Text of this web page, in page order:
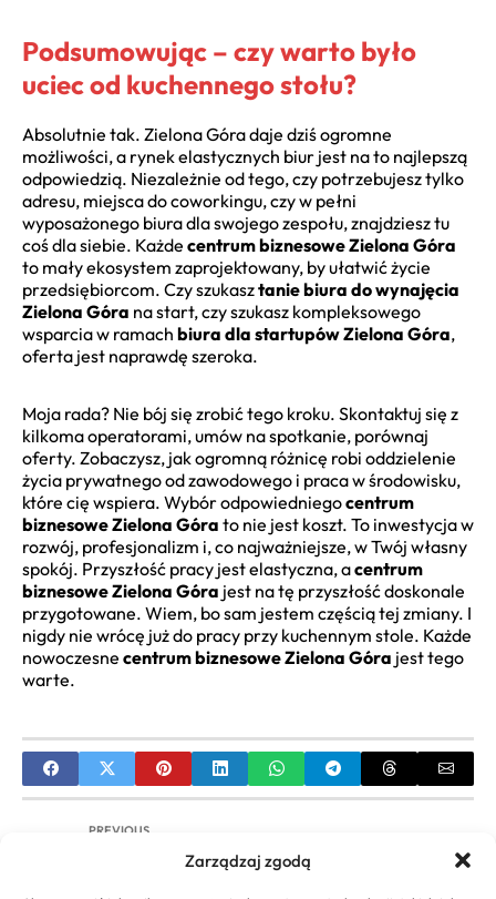
Zarządzaj zgodą
Podsumowując – czy warto było
uciec od kuchennego stołu?
Absolutnie tak. Zielona Góra daje dziś ogromne
możliwości, a rynek elastycznych biur jest na to najlepszą
odpowiedzią. Niezależnie od tego, czy potrzebujesz tylko
adresu, miejsca do coworkingu, czy w pełni
wyposażonego biura dla swojego zespołu, znajdziesz tu
coś dla siebie. Każde centrum biznesowe Zielona Góra
to mały ekosystem zaprojektowany, by ułatwić życie
przedsiębiorcom. Czy szukasztanie biura do wynajęcia
Zielona Góra na start, czy szukasz kompleksowego
wsparcia w ramach biura dla startupów Zielona Góra,
oferta jest naprawdę szeroka.
Moja rada? Nie bój się zrobić tego kroku. Skontaktuj się z
kilkoma operatorami, umów na spotkanie, porównaj
oferty. Zobaczysz, jak ogromną różnicę robi oddzielenie
życia prywatnego od zawodowego i praca w środowisku,
które cię wspiera. Wybór odpowiedniegocentrum
biznesowe Zielona Góra to nie jest koszt. To inwestycja w
rozwój, profesjonalizm i, co najważniejsze, w Twój własny
spokój. Przyszłość pracy jest elastyczna, acentrum
biznesowe Zielona Góra jest na tę przyszłość doskonale
przygotowane. Wiem, bo sam jestem częścią tej zmiany. I
nigdy nie wrócę już do pracy przy kuchennym stole. Każde
nowoczesne centrum biznesowe Zielona Góra jest tego
warte.
PREVIOUS
Ponad 50 Inspirujących Pomysłów na Biznes: